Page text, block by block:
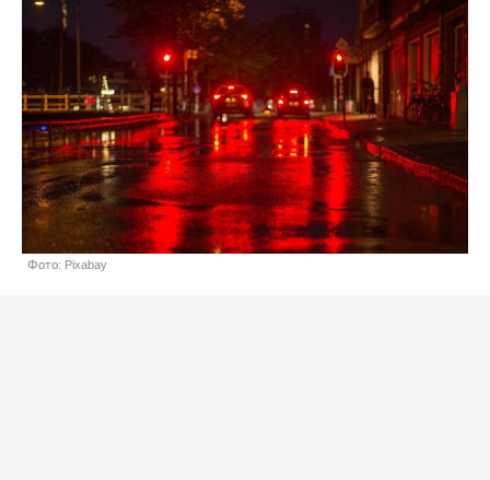
Фото: Pixabay